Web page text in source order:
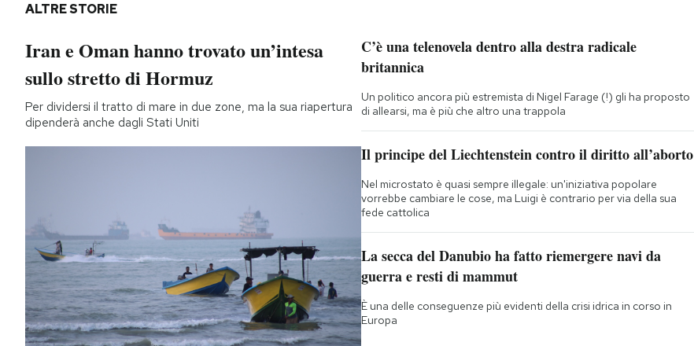
ALTRE STORIE
Iran e Oman hanno trovato un’intesa
sullo stretto di Hormuz
Per dividersi il tratto di mare in due zone, ma la sua riapertura
dipenderà anche dagli Stati Uniti
C’è una telenovela dentro alla destra radicale
britannica
Un politico ancora più estremista di Nigel Farage (!) gli ha proposto
di allearsi, ma è più che altro una trappola
Il principe del Liechtenstein contro il diritto all’aborto
Nel microstato è quasi sempre illegale: un'iniziativa popolare
vorrebbe cambiare le cose, ma Luigi è contrario per via della sua
fede cattolica
La secca del Danubio ha fatto riemergere navi da
guerra e resti di mammut
È una delle conseguenze più evidenti della crisi idrica in corso in
Europa